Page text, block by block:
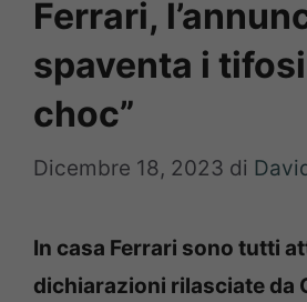
Ferrari,
spaventa i
choc”
Dicembre 18, 2023 di
In casa Ferrari sono tutti
dichiarazioni rilasciate da